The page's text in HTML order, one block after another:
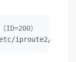
ID=200）
iproute2/